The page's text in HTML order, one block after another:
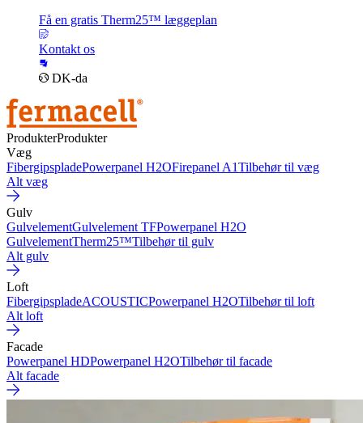
Få en gratis Therm25™ læggeplan
Kontakt os
DK-da
ProdukterProdukter
Væg
FibergipspladePowerpanel H2OFirepanel A1Tilbehør til væg
Alt væg
Gulv
GulvelementGulvelement TFPowerpanel H2O
GulvelementTherm25™Tilbehør til gulv
Alt gulv
Loft
FibergipspladeACOUSTICPowerpanel H2OTilbehør til loft
Alt loft
Facade
Powerpanel HDPowerpanel H2OTilbehør til facade
Alt facade